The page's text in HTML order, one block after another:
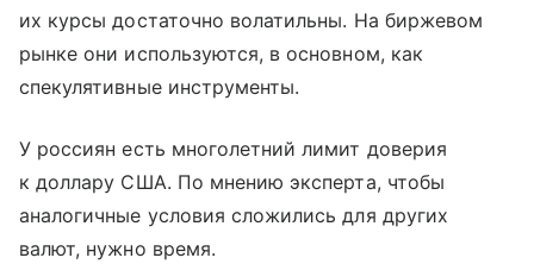
их курсы достаточно волатильны. На биржевом
рынке они используются, в основном, как
спекулятивные инструменты.
У россиян есть многолетний лимит доверия
к доллару США. По мнению эксперта, чтобы
аналогичные условия сложились для других
валют, нужно время.